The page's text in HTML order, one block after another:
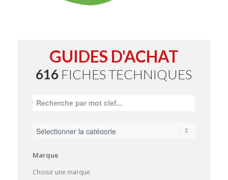
GUIDES D'ACHAT
616 FICHES TECHNIQUES
Marque
Choisir une marque